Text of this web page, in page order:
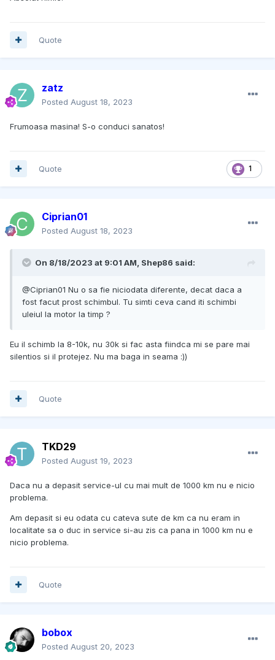
Quote
zatz
Posted August 18, 2023
Frumoasa masina! S-o conduci sanatos!
1
Quote
Ciprian01
Posted August 18, 2023
On 8/18/2023 at 9:01 AM, Shep86 said:
@Ciprian01 Nu o sa fie niciodata diferente, decat daca a
fost facut prost schimbul. Tu simti ceva cand iti schimbi
uleiul la motor la timp ?
Eu il schimb la 8-10k, nu 30k si fac asta fiindca mi se pare mai
silentios si il protejez. Nu ma baga in seama :))
Quote
TKD29
Posted August 19, 2023
Daca nu a depasit service-ul cu mai mult de 1000 km nu e nicio
problema.
Am depasit si eu odata cu cateva sute de km ca nu eram in
localitate sa o duc in service si-au zis ca pana in 1000 km nu e
nicio problema.
Quote
bobox
Posted August 20, 2023